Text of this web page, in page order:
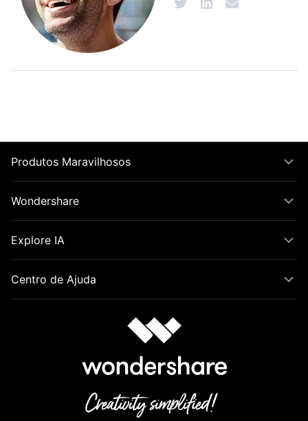
Produtos Maravilhosos
Wondershare
Explore IA
Centro de Ajuda